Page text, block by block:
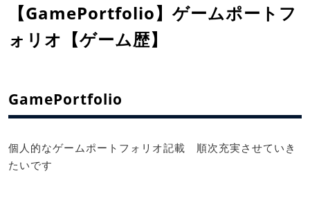
【GamePortfolio】ゲームポートフ
ォリオ【ゲーム歴】
GamePortfolio
個人的なゲームポートフォリオ記載 順次充実させていき
たいです